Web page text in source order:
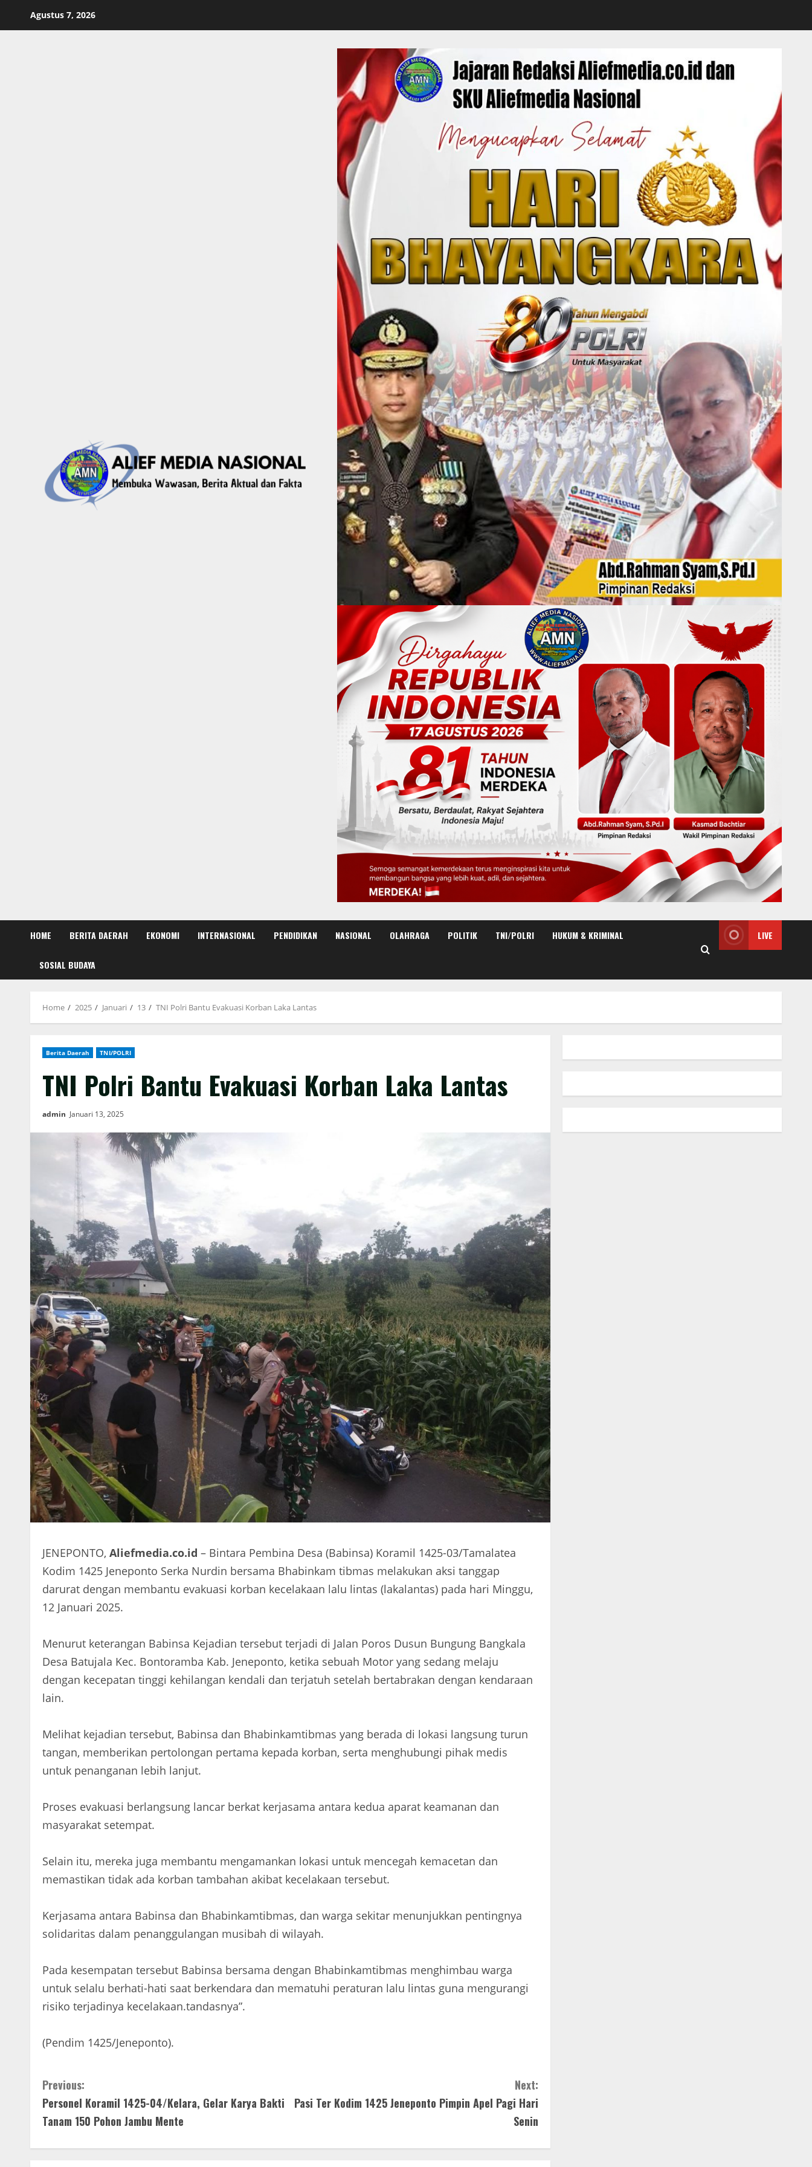
Agustus 7, 2026
HOME BERITA DAERAH EKONOMI INTERNASIONAL PENDIDIKAN NASIONAL OLAHRAGA POLITIK TNI/POLRI HUKUM & KRIMINAL
SOSIAL BUDAYA
LIVE
Home 2025 Januari 13 TNI Polri Bantu Evakuasi Korban Laka Lantas
Berita Daerah TNI/POLRI
TNI Polri Bantu Evakuasi Korban Laka Lantas
admin Januari 13, 2025
JENEPONTO, Aliefmedia.co.id – Bintara Pembina Desa (Babinsa) Koramil 1425-03/Tamalatea
Kodim 1425 Jeneponto Serka Nurdin bersama Bhabinkam tibmas melakukan aksi tanggap
darurat dengan membantu evakuasi korban kecelakaan lalu lintas (lakalantas) pada hari Minggu,
12 Januari 2025.
Menurut keterangan Babinsa Kejadian tersebut terjadi di Jalan Poros Dusun Bungung Bangkala
Desa Batujala Kec. Bontoramba Kab. Jeneponto, ketika sebuah Motor yang sedang melaju
dengan kecepatan tinggi kehilangan kendali dan terjatuh setelah bertabrakan dengan kendaraan
lain.
Melihat kejadian tersebut, Babinsa dan Bhabinkamtibmas yang berada di lokasi langsung turun
tangan, memberikan pertolongan pertama kepada korban, serta menghubungi pihak medis
untuk penanganan lebih lanjut.
Proses evakuasi berlangsung lancar berkat kerjasama antara kedua aparat keamanan dan
masyarakat setempat.
Selain itu, mereka juga membantu mengamankan lokasi untuk mencegah kemacetan dan
memastikan tidak ada korban tambahan akibat kecelakaan tersebut.
Kerjasama antara Babinsa dan Bhabinkamtibmas, dan warga sekitar menunjukkan pentingnya
solidaritas dalam penanggulangan musibah di wilayah.
Pada kesempatan tersebut Babinsa bersama dengan Bhabinkamtibmas menghimbau warga
untuk selalu berhati-hati saat berkendara dan mematuhi peraturan lalu lintas guna mengurangi
risiko terjadinya kecelakaan.tandasnya”.
(Pendim 1425/Jeneponto).
C
o
Previous:
Personel Koramil 1425-04/Kelara, Gelar Karya Bakti
Tanam 150 Pohon Jambu Mente
Next:
Pasi Ter Kodim 1425 Jeneponto Pimpin Apel Pagi Hari
Senin